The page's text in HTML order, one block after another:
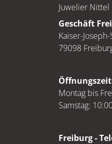
Juwelier Nittel
Geschäft
Kaiser-
79098
Montag bis
Samstag:
Freiburg -